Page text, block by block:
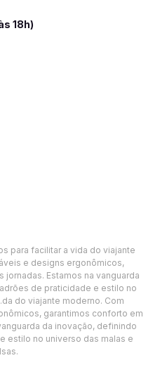
18h)
para facilitar a vida do viajante
e designs ergonômicos,
Estamos na vanguarda
de praticidade e estilo no
do viajante moderno. Com
garantimos conforto em
da inovação, definindo
estilo no universo das malas e